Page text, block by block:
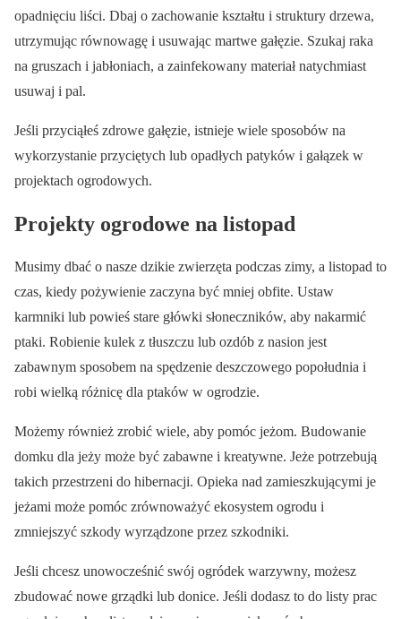
opadnięciu liści. Dbaj o zachowanie kształtu i struktury drzewa,
utrzymując równowagę i usuwając martwe gałęzie. Szukaj raka
na gruszach i jabłoniach, a zainfekowany materiał natychmiast
usuwaj i pal.
Jeśli przyciąłeś zdrowe gałęzie, istnieje wiele sposobów na
wykorzystanie przyciętych lub opadłych patyków i gałązek w
projektach ogrodowych.
Projekty ogrodowe na listopad
Musimy dbać o nasze dzikie zwierzęta podczas zimy, a listopad to
czas, kiedy pożywienie zaczyna być mniej obfite. Ustaw
karmniki lub powieś stare główki słoneczników, aby nakarmić
ptaki. Robienie kulek z tłuszczu lub ozdób z nasion jest
zabawnym sposobem na spędzenie deszczowego popołudnia i
robi wielką różnicę dla ptaków w ogrodzie.
Możemy również zrobić wiele, aby pomóc jeżom. Budowanie
domku dla jeży może być zabawne i kreatywne. Jeże potrzebują
takich przestrzeni do hibernacji. Opieka nad zamieszkującymi je
jeżami może pomóc zrównoważyć ekosystem ogrodu i
zmniejszyć szkody wyrządzone przez szkodniki.
Jeśli chcesz unowocześnić swój ogródek warzywny, możesz
zbudować nowe grządki lub donice. Jeśli dodasz to do listy prac